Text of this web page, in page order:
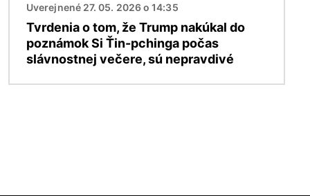
Uverejnené 27. 05. 2026 o 14:35
Tvrdenia o tom, že Trump nakúkal do
poznámok Si Ťin-pchinga počas
slávnostnej večere, sú nepravdivé